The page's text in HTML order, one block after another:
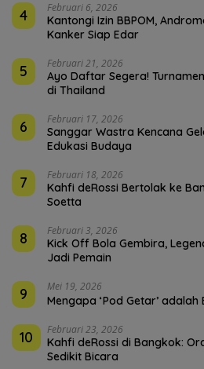
4 Februari 6, 2026
Kantongi Izin BBPOM,
Kanker Siap Edar
5 Februari 21, 2026
Ayo Daftar Segera!
di Thailand
6 Februari 17, 2026
Sanggar Wastra Kencana
Edukasi Budaya
7 Februari 18, 2026
Kahfi deRossi Bertolak ke
Soetta
8 Februari 3, 2026
Kick Off Bola Gembira,
Jadi Pemain
9 Mei 19, 2026
Mengapa ‘Pod Getar’
10 Februari 23, 2026
Kahfi deRossi di Bangkok:
Sedikit Bicara